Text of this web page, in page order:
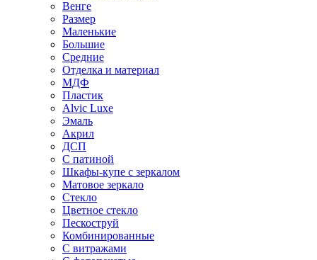
Венге
Размер
Маленькие
Большие
Средние
Отделка и материал
МДФ
Пластик
Alvic Luxe
Эмаль
Акрил
ДСП
С патиной
Шкафы-купе с зеркалом
Матовое зеркало
Стекло
Цветное стекло
Пескоструй
Комбинированные
С витражами